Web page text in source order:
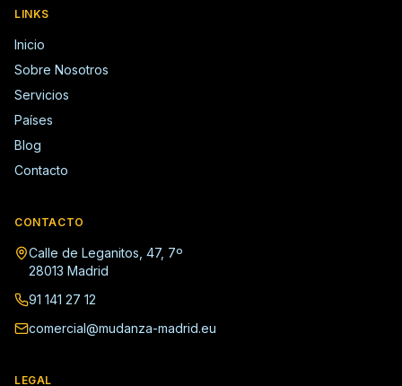
LINKS
Inicio
Sobre Nosotros
Servicios
Países
Blog
Contacto
CONTACTO
Calle de Leganitos, 47, 7º
28013 Madrid
91 141 27 12
comercial@mudanza-madrid.eu
LEGAL